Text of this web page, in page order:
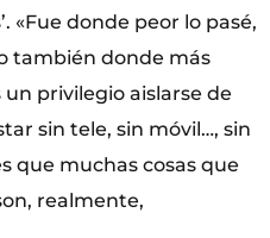
«Fue donde peor lo pasé,
también donde más
privilegio aislarse de
sin tele, sin móvil…, sin
que muchas cosas que
realmente,